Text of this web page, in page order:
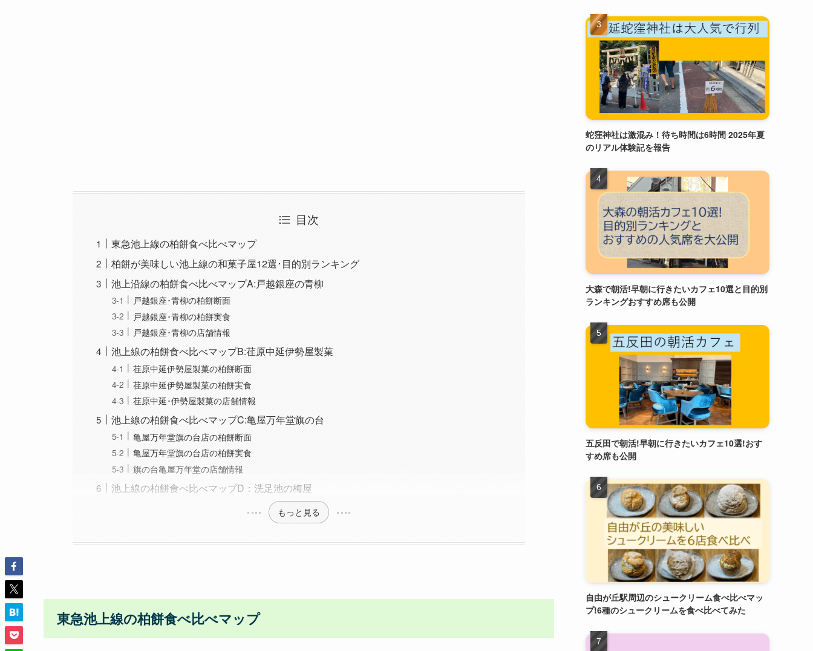
目次
東急池上線の柏餅食べ比べマップ
柏餅が美味しい池上線の和菓子屋12選･目的別ランキング
池上沿線の柏餅食べ比べマップA:戸越銀座の青柳
戸越銀座･青柳の柏餅断面
戸越銀座･青柳の柏餅実食
戸越銀座･青柳の店舗情報
池上線の柏餅食べ比べマップB:荏原中延伊勢屋製菓
荏原中延伊勢屋製菓の柏餅断面
荏原中延伊勢屋製菓の柏餅実食
荏原中延･伊勢屋製菓の店舗情報
池上線の柏餅食べ比べマップC:亀屋万年堂旗の台
亀屋万年堂旗の台店の柏餅断面
亀屋万年堂旗の台店の柏餅実食
旗の台亀屋万年堂の店舗情報
池上線の柏餅食べ比べマップD：洗足池の梅屋
もっと見る
東急池上線の柏餅食べ比べマップ
蛇窪神社は激混み！待ち時間は6時間 2025年夏
のリアル体験記を報告
大森で朝活!早朝に行きたいカフェ10選と目的別
ランキングおすすめ席も公開
五反田で朝活!早朝に行きたいカフェ10選!おす
すめ席も公開
自由が丘駅周辺のシュークリーム食べ比べマッ
プ!6種のシュークリームを食べ比べてみた